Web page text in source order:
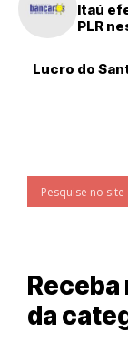
Itaú
PLR
Lucro do
da